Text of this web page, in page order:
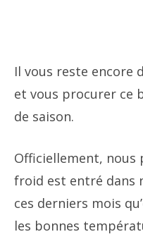
Il vous reste encore
et vous procurer ce
de saison.
Officiellement, nous
froid est entré dans
ces derniers mois
les bonnes